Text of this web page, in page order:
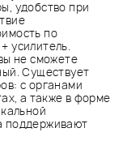
удобство при
по
усилитель.
не сможете
Существует
с органами
а также в форме
поддерживают